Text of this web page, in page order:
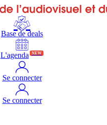
Base de deals
L'agenda NEW
Se connecter
Se connecter